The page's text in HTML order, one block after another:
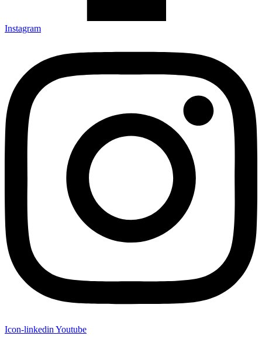
Instagram
Icon-linkedin Youtube